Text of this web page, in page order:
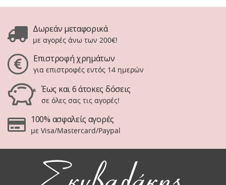
Δωρεάν μεταφορικά
με αγορές άνω των 200€!
Επιστροφή χρημάτων
για επιστροφές εντός 14 ημερών
Έως και 6 άτοκες δόσεις
σε όλες σας τις αγορές!
100% ασφαλείς αγορές
με Visa/Mastercard/Paypal